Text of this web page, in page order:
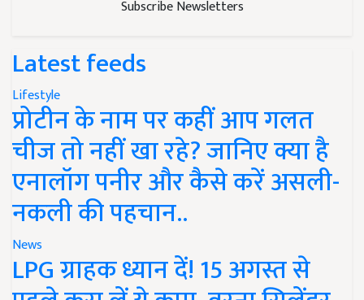
Subscribe Newsletters
Latest feeds
Lifestyle
प्रोटीन के नाम पर कहीं आप गलत
चीज तो नहीं खा रहे? जानिए क्या है
एनालॉग पनीर और कैसे करें असली-
नकली की पहचान..
News
LPG ग्राहक ध्यान दें! 15 अगस्त से